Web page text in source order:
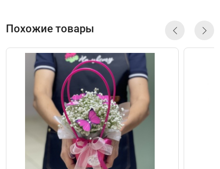
Похожие товары